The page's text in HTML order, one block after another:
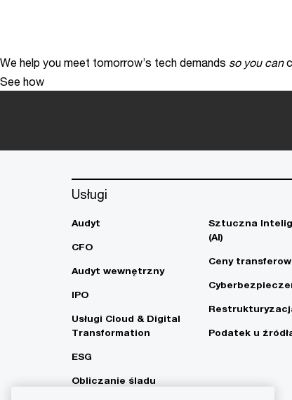
We help you meet tomorrow’s tech demands so you can
See how
Usługi
Audyt
CFO
Audyt wewnętrzny
IPO
Usługi Cloud & Digital
Transformation
ESG
Obliczanie śladu
Sztuczna
(AI)
Ceny
Podatek u